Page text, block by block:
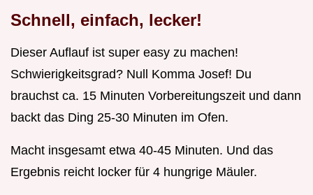
Schnell, einfach, lecker!
Dieser Auflauf ist super easy zu machen!
Schwierigkeitsgrad? Null Komma Josef! Du
brauchst ca. 15 Minuten Vorbereitungszeit und dann
backt das Ding 25-30 Minuten im Ofen.
Macht insgesamt etwa 40-45 Minuten. Und das
Ergebnis reicht locker für 4 hungrige Mäuler.